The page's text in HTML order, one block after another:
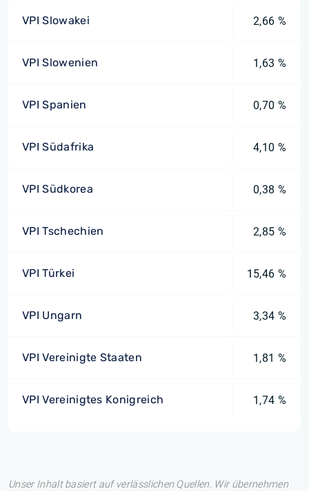
VPI Slowakei 2,66 %
VPI Slowenien 1,63 %
VPI Spanien 0,70 %
VPI Südafrika 4,10 %
VPI Südkorea 0,38 %
VPI Tschechien 2,85 %
VPI Türkei 15,46 %
VPI Ungarn 3,34 %
VPI Vereinigte Staaten 1,81 %
VPI Vereinigtes Konigreich 1,74 %
Unser Inhalt basiert auf verlässlichen Quellen. Wir übernehmen